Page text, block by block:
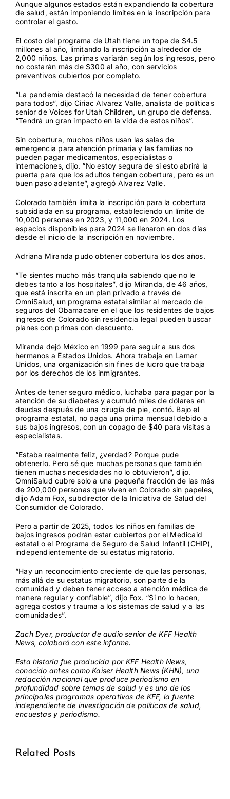
Aunque algunos estados están expandiendo la cobertura
de salud, están imponiendo límites en la inscripción para
controlar el gasto.
El costo del programa de Utah tiene un tope de $4.5
millones al año, limitando la inscripción a alrededor de
2,000 niños. Las primas variarán según los ingresos, pero
no costarán más de $300 al año, con servicios
preventivos cubiertos por completo.
“La pandemia destacó la necesidad de tener cobertura
para todos”, dijo Ciriac Alvarez Valle, analista de políticas
senior de Voices for Utah Children, un grupo de defensa.
“Tendrá un gran impacto en la vida de estos niños”.
Sin cobertura, muchos niños usan las salas de
emergencia para atención primaria y las familias no
pueden pagar medicamentos, especialistas o
internaciones, dijo. “No estoy segura de si esto abrirá la
puerta para que los adultos tengan cobertura, pero es un
buen paso adelante”, agregó Alvarez Valle.
Colorado también limita la inscripción para la cobertura
subsidiada en su programa, estableciendo un límite de
10,000 personas en 2023, y 11,000 en 2024. Los
espacios disponibles para 2024 se llenaron en dos días
desde el inicio de la inscripción en noviembre.
Adriana Miranda pudo obtener cobertura los dos años.
“Te sientes mucho más tranquila sabiendo que no le
debes tanto a los hospitales”, dijo Miranda, de 46 años,
que está inscrita en un plan privado a través de
OmniSalud, un programa estatal similar al mercado de
seguros del Obamacare en el que los residentes de bajos
ingresos de Colorado sin residencia legal pueden buscar
planes con primas con descuento.
Miranda dejó México en 1999 para seguir a sus dos
hermanos a Estados Unidos. Ahora trabaja en Lamar
Unidos, una organización sin fines de lucro que trabaja
por los derechos de los inmigrantes.
Antes de tener seguro médico, luchaba para pagar por la
atención de su diabetes y acumuló miles de dólares en
deudas después de una cirugía de pie, contó. Bajo el
programa estatal, no paga una prima mensual debido a
sus bajos ingresos, con un copago de $40 para visitas a
especialistas.
“Estaba realmente feliz, ¿verdad? Porque pude
obtenerlo. Pero sé que muchas personas que también
tienen muchas necesidades no lo obtuvieron”, dijo.
OmniSalud cubre solo a una pequeña fracción de las más
de 200,000 personas que viven en Colorado sin papeles,
dijo Adam Fox, subdirector de la Iniciativa de Salud del
Consumidor de Colorado.
Pero a partir de 2025, todos los niños en familias de
bajos ingresos podrán estar cubiertos por el Medicaid
estatal o el Programa de Seguro de Salud Infantil (CHIP),
independientemente de su estatus migratorio.
“Hay un reconocimiento creciente de que las personas,
más allá de su estatus migratorio, son parte de la
comunidad y deben tener acceso a atención médica de
manera regular y confiable”, dijo Fox. “Si no lo hacen,
agrega costos y trauma a los sistemas de salud y a las
comunidades”.
Zach Dyer, productor de audio senior de KFF Health
News, colaboró con este informe.
Esta historia fue producida por KFF Health News,
conocido antes como Kaiser Health News (KHN), una
redacción nacional que produce periodismo en
profundidad sobre temas de salud y es uno de los
principales programas operativos de KFF, la fuente
independiente de investigación de políticas de salud,
encuestas y periodismo.
Related Posts